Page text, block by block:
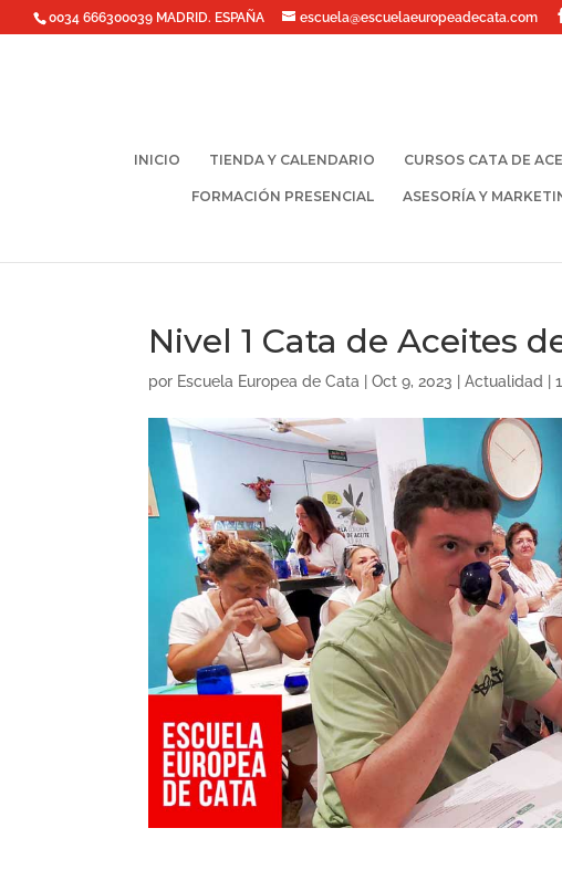
0034 666300039 MADRID. ESPAÑA escuela@escuelaeuropeadecata.com
INICIO TIENDA Y CALENDARIO CURSOS CATA DE
FORMACIÓN PRESENCIAL ASESORÍA Y
Nivel 1 Cata de Aceites
por Escuela Europea de Cata |Oct 9, 2023 |Actualidad |